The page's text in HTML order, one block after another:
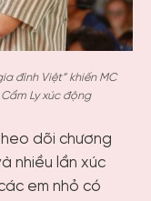
đình Việt” khiến MC
Ly xúc động
dõi chương
nhiều lần xúc
em nhỏ có